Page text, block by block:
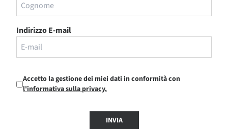
Indirizzo E-mail
Accetto la gestione dei miei dati in conformità con
l'informativa sulla privacy.
INVIA